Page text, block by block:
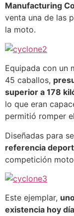
Manufacturing
venta una de las
la moto.
Equipada con un
45 caballos,
superior a 178
lo que eran
permitió romper
Diseñadas para
referencia
competición
Este ejemplar,
existencia hoy día